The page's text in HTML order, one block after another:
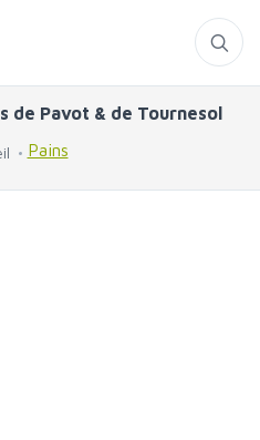
de Pavot & de Tournesol
Pains